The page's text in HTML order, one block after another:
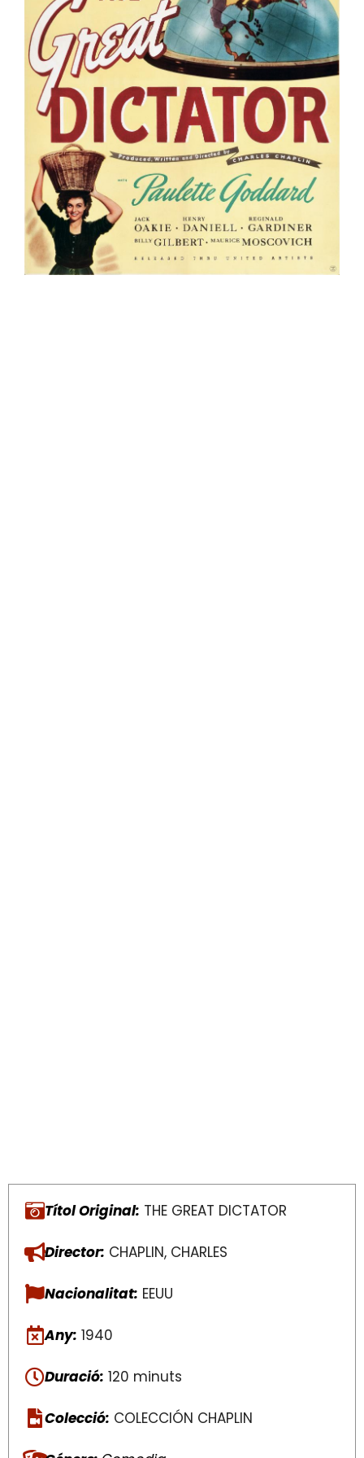
Títol Original: THE GREAT DICTATOR
Director: CHAPLIN, CHARLES
Nacionalitat: EEUU
Any: 1940
Duració: 120 minuts
Colecció: COLECCIÓN CHAPLIN